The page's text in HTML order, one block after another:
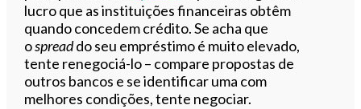
lucro que as instituições financeiras obtêm
quando concedem crédito. Se acha que
ospreaddo seu empréstimo é muito elevado,
tente renegociá-lo – compare propostas de
outros bancos e se identificar uma com
melhores condições, tente negociar.